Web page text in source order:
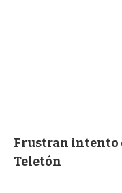
Frustran intento
Teletón